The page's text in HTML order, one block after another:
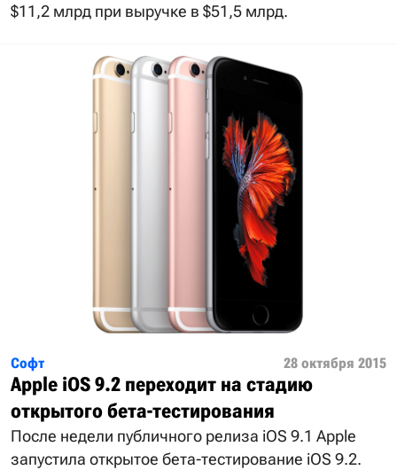
$11,2 млрд при выручке в $51,5 млрд.
Софт 28 октября 2015
Apple iOS 9.2 переходит на стадию
открытого бета-тестирования
После недели публичного релиза iOS 9.1 Apple
запустила открытое бета-тестирование iOS 9.2.